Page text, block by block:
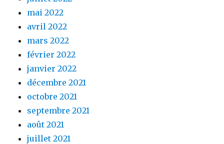
mai 2022
avril 2022
mars 2022
février 2022
janvier 2022
décembre 2021
octobre 2021
septembre 2021
août 2021
juillet 2021